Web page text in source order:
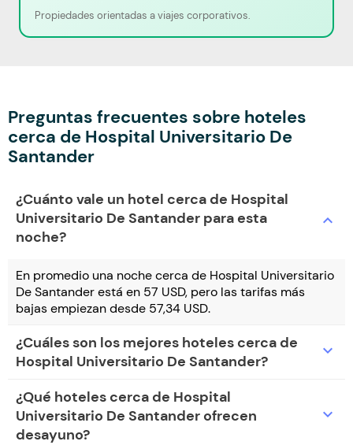
Propiedades orientadas a viajes corporativos.
Preguntas frecuentes sobre hoteles
cerca de Hospital Universitario De
Santander
¿Cuánto vale un hotel cerca de Hospital
Universitario De Santander para esta
noche?
expand_more
En promedio una noche cerca de Hospital Universitario
De Santander está en 57 USD, pero las tarifas más
bajas empiezan desde 57,34 USD.
¿Cuáles son los mejores hoteles cerca de
Hospital Universitario De Santander?
expand_more
¿Qué hoteles cerca de Hospital
Universitario De Santander ofrecen
desayuno?
expand_more